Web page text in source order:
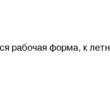
рабочая форма, к